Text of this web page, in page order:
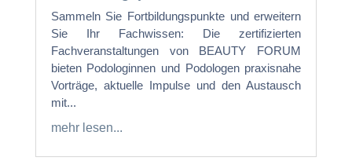
Sammeln Sie Fortbildungspunkte und erweitern
Sie Ihr Fachwissen: Die zertifizierten
Fachveranstaltungen von BEAUTY FORUM
bieten Podologinnen und Podologen praxisnahe
Vorträge, aktuelle Impulse und den Austausch
mit...
mehr lesen...